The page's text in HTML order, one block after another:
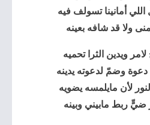
أمانينا تسولف فيه
ولا قد شافه بعينه
ويدين الثرا تحميه
وضمّ لدعوته يدينه
لأن مايلمسه يضويه
ربط مابيني وبينه